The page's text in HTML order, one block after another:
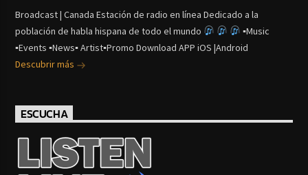
Broadcast | Canada Estación de radio en línea Dedicado a la
población de habla hispana de todo el mundo
▪Music
▪Events ▪News▪ Artist▪Promo Download APP iOS |Android
Descubrir más
ESCUCHA